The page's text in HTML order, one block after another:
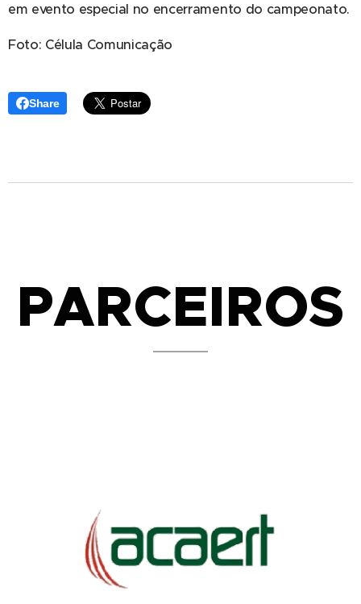
em evento especial no encerramento do campeonato.
Foto: Célula Comunicação
Share
PARCEIROS